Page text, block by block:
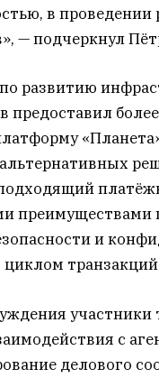
в
— подчеркнул
развитию
предоставил
преимуществами
и
с
делового